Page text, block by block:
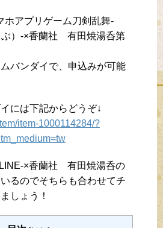
ホアプリゲーム刀剣乱舞-
ぶ）-×香蘭社 有田焼湯呑第
バンダイで、申込みが可能
には下記からどうぞ↓
item-1000114284/?
×香蘭社 有田焼湯呑の
るのでそちらも合わせてチ
しょう！